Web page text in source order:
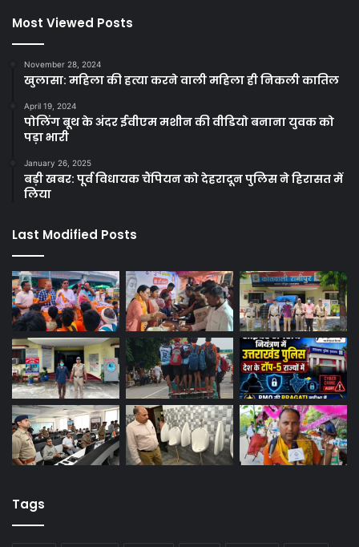
Most Viewed Posts
November 28, 2024
खुलासा: महिला की हत्या करने वाली महिला ही निकली कातिल
April 19, 2024
पोलिंग बूथ के अंदर ईवीएम मशीन की वीडियो बनाना युवक को
पड़ा भारी
January 26, 2025
बड़ी खबर: पूर्व विधायक चैंपियन को देहरादून पुलिस ने हिरासत में
लिया
Last Modified Posts
Tags